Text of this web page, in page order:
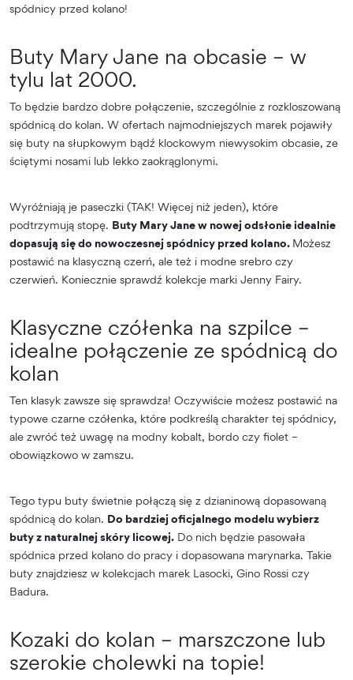
spódnicy przed kolano!
Buty Mary Jane na obcasie – w
tylu lat 2000.
To będzie bardzo dobre połączenie, szczególnie z rozkloszowaną
spódnicą do kolan. W ofertach najmodniejszych marek pojawiły
się buty na słupkowym bądź klockowym niewysokim obcasie, ze
ściętymi nosami lub lekko zaokrąglonymi.
Wyróżniają je paseczki (TAK! Więcej niż jeden), które
podtrzymują stopę. Buty Mary Jane w nowej odsłonie idealnie
dopasują się do nowoczesnej spódnicy przed kolano. Możesz
postawić na klasyczną czerń, ale też i modne srebro czy
czerwień. Koniecznie sprawdź kolekcje marki Jenny Fairy.
Klasyczne czółenka na szpilce –
idealne połączenie ze spódnicą do
kolan
Ten klasyk zawsze się sprawdza! Oczywiście możesz postawić na
typowe czarne czółenka, które podkreślą charakter tej spódnicy,
ale zwróć też uwagę na modny kobalt, bordo czy fiolet –
obowiązkowo w zamszu.
Tego typu buty świetnie połączą się z dzianinową dopasowaną
spódnicą do kolan. Do bardziej oficjalnego modelu wybierz
buty z naturalnej skóry licowej. Do nich będzie pasowała
spódnica przed kolano do pracy i dopasowana marynarka. Takie
buty znajdziesz w kolekcjach marek Lasocki, Gino Rossi czy
Badura.
Kozaki do kolan – marszczone lub
szerokie cholewki na topie!